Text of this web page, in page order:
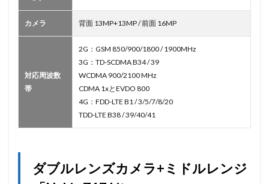
カメラ 背面 13MP+13MP / 前面 16MP
対応周波数
帯
2G：GSM 850/900/1800 / 1900MHz
3G：TD-SCDMA B34 / 39
WCDMA 900/2100 MHz
CDMA 1xとEVDO 800
4G：FDD-LTE B1 / 3/5/7/8/20
TDD-LTE B38 / 39/40/41
ダブルレンズカメラ+ミドルレンジ